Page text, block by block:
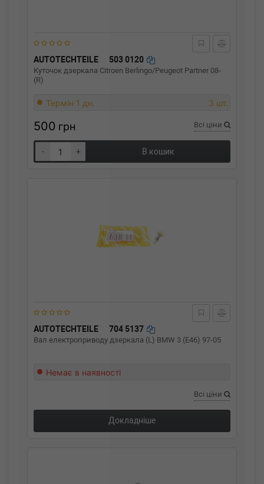
AUTOTECHTEILE 503 0120
Куточок дзеркала Citroen Berlingo/Peugeot Partner 08-
(R)
Термін 1 дн. 3 шт.
500 грн Всі ціни
- + В кошик
AUTOTECHTEILE 704 5137
Вал електроприводу дзеркала (L) BMW 3 (E46) 97-05
Немає в наявності
Всі ціни
Докладніше